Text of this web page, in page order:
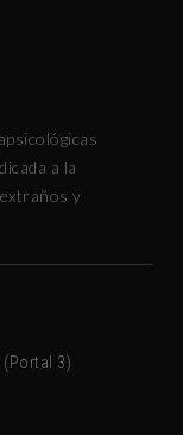
a la
y
(Portal 3)